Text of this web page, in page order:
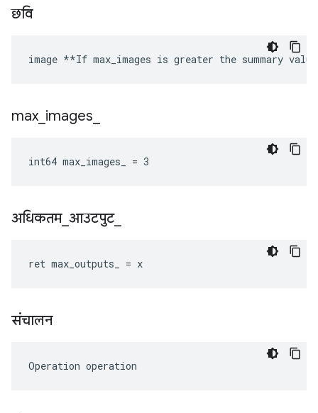
छवि
image **If max_images is greater the summary
max images
int64 max_images_ = 3
अधिकतम_ आउटपुट_
ret max_outputs_ = x
संचालन
Operation operation